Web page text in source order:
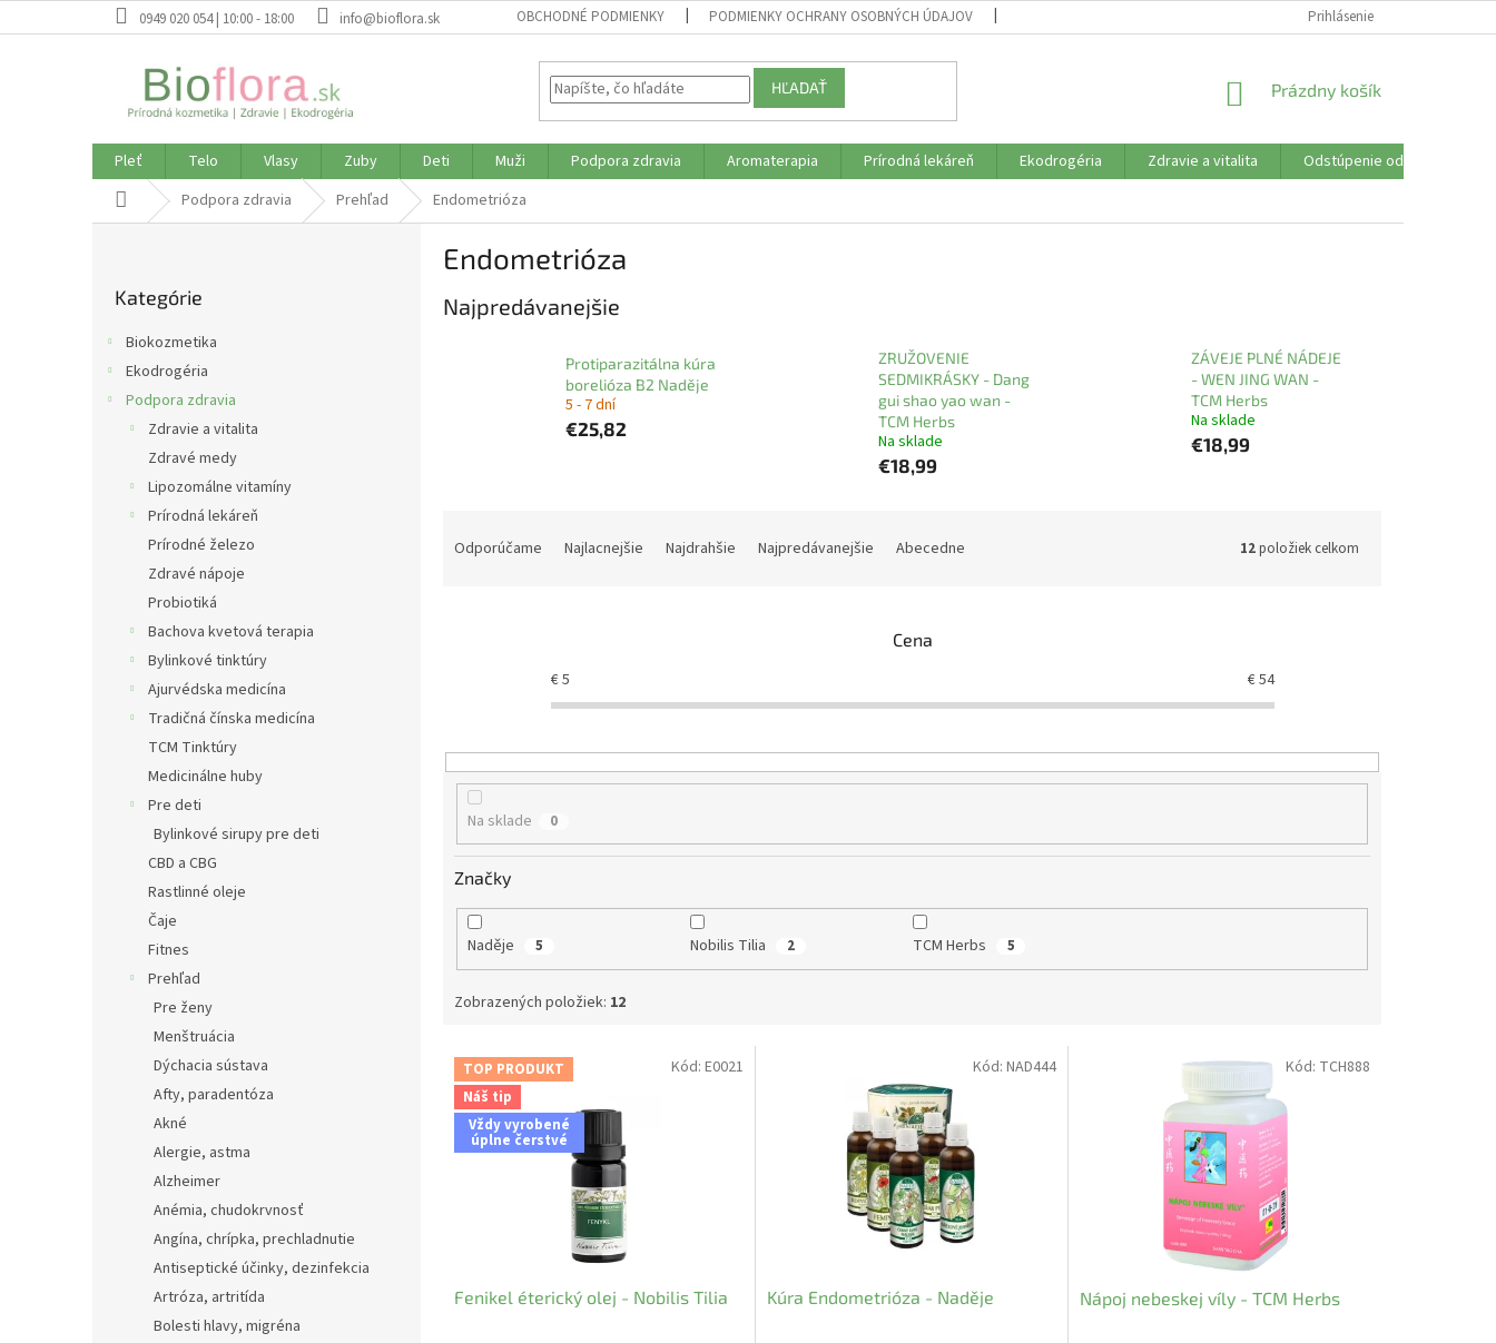
na
0949 020 054 | 10:00 - 18:00 info@bioflora.sk OBCHODNÉ PODMIENKY PODMIENKY OCHRANY OSOBNÝCH ÚDAJOV DOPRAVA PLATBA
Prihlásenie
HĽADAŤ
NÁKUPNÝ
Prázdny košík
Pleť Telo Vlasy Zuby Deti Muži Podpora zdravia Aromaterapia Prírodná lekáreň Ekodrogéria Zdravie a vitalita
Odstúpenie od zmluvy
DomovPodpora zdravia Prehľad Endometrióza
kategórie
Kategórie
Biokozmetika
Ekodrogéria
Podpora zdravia
Zdravie a vitalita
Zdravé medy
Lipozomálne vitamíny
Prírodná lekáreň
Prírodné železo
Zdravé nápoje
Probiotiká
Bachova kvetová terapia
Bylinkové tinktúry
Ajurvédska medicína
Tradičná čínska medicína
TCM Tinktúry
Medicinálne huby
Pre deti
Bylinkové sirupy pre deti
CBD a CBG
Rastlinné oleje
Čaje
Fitnes
Prehľad
Pre ženy
Menštruácia
Dýchacia sústava
Afty, paradentóza
Akné
Alergie, astma
Alzheimer
Anémia, chudokrvnosť
Angína, chrípka, prechladnutie
Antiseptické účinky, dezinfekcia
Artróza, artritída
Bolesti hlavy, migréna
Endometrióza
Najpredávanejšie
Protiparazitálna kúra
borelióza B2 Naděje
5 - 7 dní
€25,82
ZRUŽOVENIE
SEDMIKRÁSKY - Dang
gui shao yao wan -
TCM Herbs
Na sklade
€18,99
ZÁVEJE PLNÉ NÁDEJE
- WEN JING WAN -
TCM Herbs
Na sklade
€18,99
d
Odporúčame Najlacnejšie Najdrahšie Najpredávanejšie Abecedne 12položiek celkom
Cena
€5 €54
Na sklade 0
Značky
Naděje 5 Nobilis Tilia 2 TCM Herbs 5
Zobrazených položiek: 12
V
p
TOP PRODUKT
Náš tip
Vždy vyrobené
úplne čerstvé
Fenikel éterický olej - Nobilis Tilia
Kód: E0021
Kúra Endometrióza - Naděje
Kód: NAD444
Nápoj nebeskej víly - TCM Herbs
Kód: TCH888